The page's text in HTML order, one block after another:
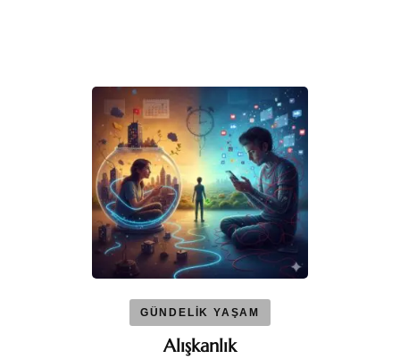
GÜNDELİK YAŞAM
Alışkanlık